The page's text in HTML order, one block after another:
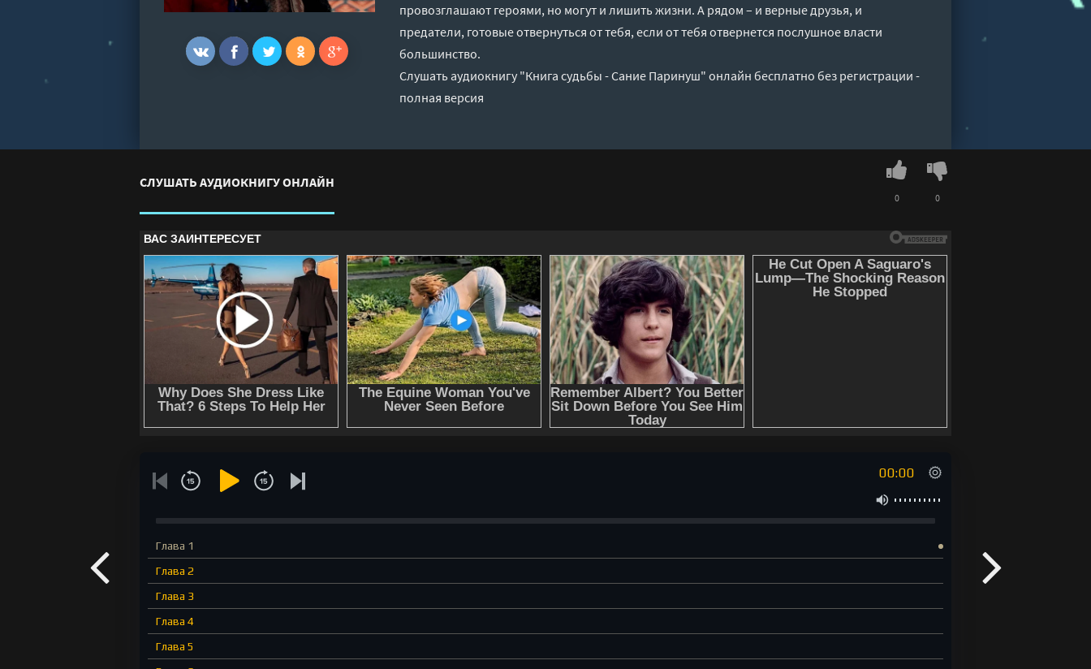
провозглашают героями, но могут и лишить жизни. А рядом – и верные друзья, и
предатели, готовые отвернуться от тебя, если от тебя отвернется послушное власти
большинство.
Слушать аудиокнигу "Книга судьбы - Сание Паринуш" онлайн бесплатно без регистрации -
полная версия
СЛУШАТЬ АУДИОКНИГУ ОНЛАЙН
0 0
00:00
Глава 1
Глава 2
Глава 3
Глава 4
Глава 5